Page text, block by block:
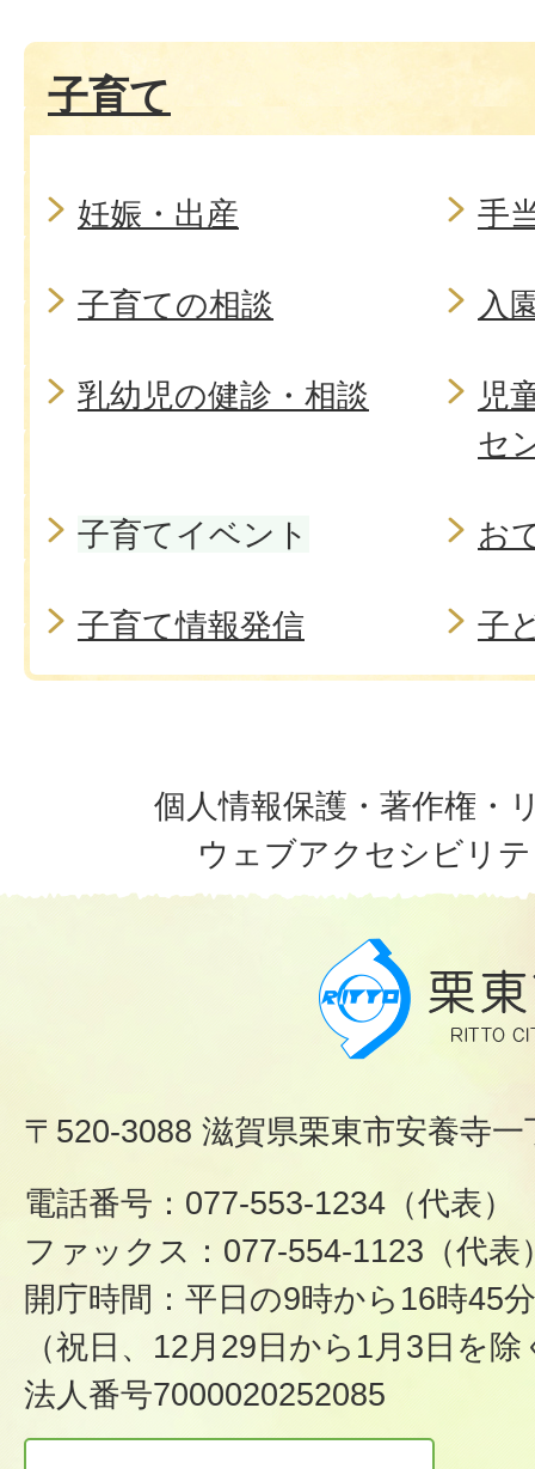
子育て
妊娠・出産 手
子育ての相談 入
乳幼児の健診・相談
児
セ
子育てイベント お
子育て情報発信 子
個人情報保護・著作権・
ウェブアクセシビリ
〒520-3088 滋賀県栗東市安養寺
電話番号：077-553-1234（代表）
ファックス：077-554-1123（代表
開庁時間：平日の9時から16時45分
（祝日、12月29日から1月3日を除
法人番号7000020252085